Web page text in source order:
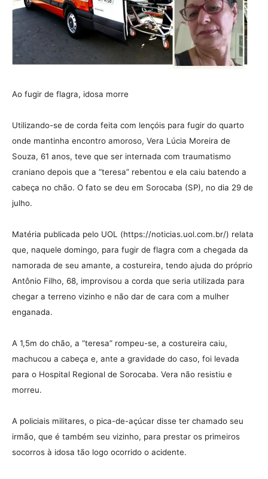
Ao fugir de flagra, idosa morre
Utilizando-se de corda feita com lençóis para fugir do quarto
onde mantinha encontro amoroso, Vera Lúcia Moreira de
Souza, 61 anos, teve que ser internada com traumatismo
craniano depois que a “teresa” rebentou e ela caiu batendo a
cabeça no chão. O fato se deu em Sorocaba (SP), no dia 29 de
julho.
Matéria publicada pelo UOL (https://noticias.uol.com.br/) relata
que, naquele domingo, para fugir de flagra com a chegada da
namorada de seu amante, a costureira, tendo ajuda do próprio
Antônio Filho, 68, improvisou a corda que seria utilizada para
chegar a terreno vizinho e não dar de cara com a mulher
enganada.
A 1,5m do chão, a “teresa” rompeu-se, a costureira caiu,
machucou a cabeça e, ante a gravidade do caso, foi levada
para o Hospital Regional de Sorocaba. Vera não resistiu e
morreu.
A policiais militares, o pica-de-açúcar disse ter chamado seu
irmão, que é também seu vizinho, para prestar os primeiros
socorros à idosa tão logo ocorrido o acidente.